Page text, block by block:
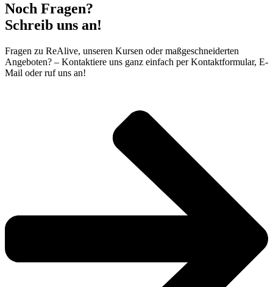
Noch Fragen?
Schreib uns an!
Fragen zu ReAlive, unseren Kursen oder maßgeschneiderten
Angeboten? – Kontaktiere uns ganz einfach per Kontaktformular, E-
Mail oder ruf uns an!